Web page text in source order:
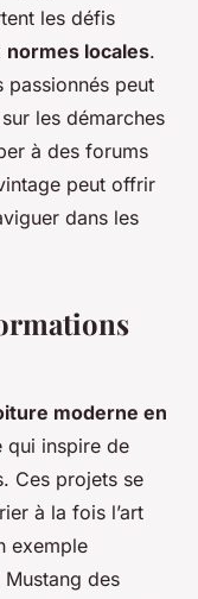
les défis
normes locales.
passionnés peut
les démarches
à des forums
peut offrir
dans les
moderne en
qui inspire de
Ces projets se
à la fois l’art
exemple
Mustang des